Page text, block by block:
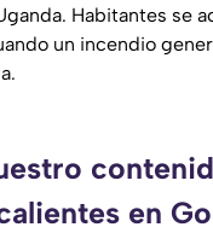
Habitantes se
un incendio
en